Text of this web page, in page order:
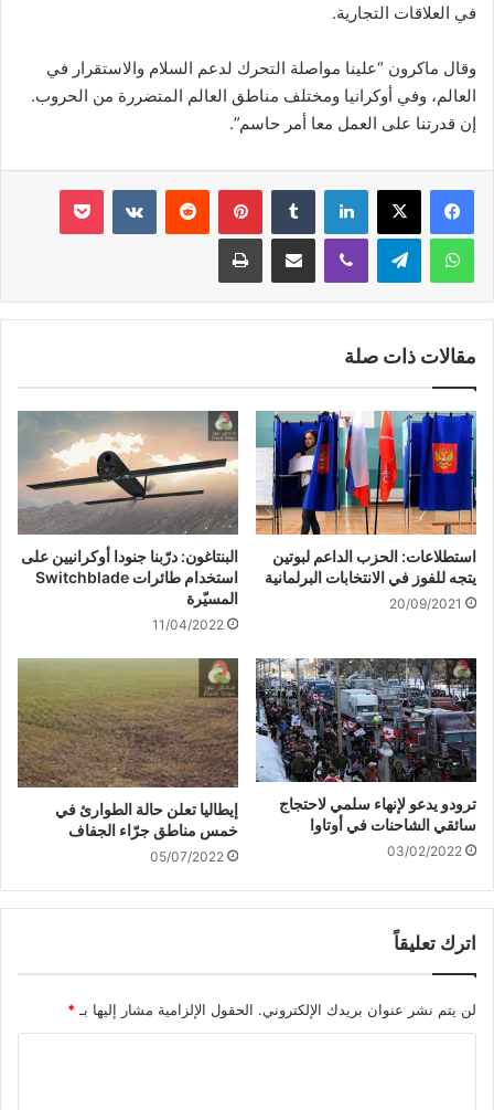
في ​العلاقات التجارية​.
وقال ماكرون “علينا مواصلة التحرك لدعم السلام والاستقرار في
العالم، وفي أوكرانيا ومختلف مناطق العالم المتضررة من الحروب.
إن قدرتنا على العمل معا أمر حاسم”.
لينكدإن بينتيريست
واتساب
مقالات ذات صلة
استطلاعات: الحزب الداعم لبوتين
يتجه للفوز في الانتخابات البرلمانية
20/09/2021
البنتاغون: درّبنا جنودا أوكرانيين على
استخدام طائرات Switchblade
المسيّرة
11/04/2022
ترودو يدعو لإنهاء سلمي لاحتجاج
سائقي الشاحنات في أوتاوا
03/02/2022
إيطاليا تعلن حالة الطوارئ في
خمس مناطق جرّاء الجفاف
05/07/2022
اترك تعليقاً
لن يتم نشر عنوان بريدك الإلكتروني. الحقول الإلزامية مشار إليها بـ *